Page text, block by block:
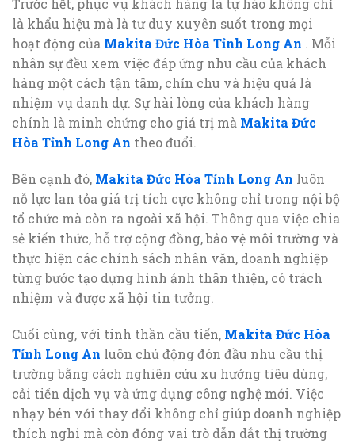
Trước hết, phục vụ khách hàng là tự hào không chỉ
là khẩu hiệu mà là tư duy xuyên suốt trong mọi
hoạt động của Makita Đức Hòa Tỉnh Long An . Mỗi
nhân sự đều xem việc đáp ứng nhu cầu của khách
hàng một cách tận tâm, chỉn chu và hiệu quả là
nhiệm vụ danh dự. Sự hài lòng của khách hàng
chính là minh chứng cho giá trị mà Makita Đức
Hòa Tỉnh Long An theo đuổi.
Bên cạnh đó, Makita Đức Hòa Tỉnh Long An luôn
nỗ lực lan tỏa giá trị tích cực không chỉ trong nội bộ
tổ chức mà còn ra ngoài xã hội. Thông qua việc chia
sẻ kiến thức, hỗ trợ cộng đồng, bảo vệ môi trường và
thực hiện các chính sách nhân văn, doanh nghiệp
từng bước tạo dựng hình ảnh thân thiện, có trách
nhiệm và được xã hội tin tưởng.
Cuối cùng, với tinh thần cầu tiến, Makita Đức Hòa
Tỉnh Long An luôn chủ động đón đầu nhu cầu thị
trường bằng cách nghiên cứu xu hướng tiêu dùng,
cải tiến dịch vụ và ứng dụng công nghệ mới. Việc
nhạy bén với thay đổi không chỉ giúp doanh nghiệp
thích nghi mà còn đóng vai trò dẫn dắt thị trường